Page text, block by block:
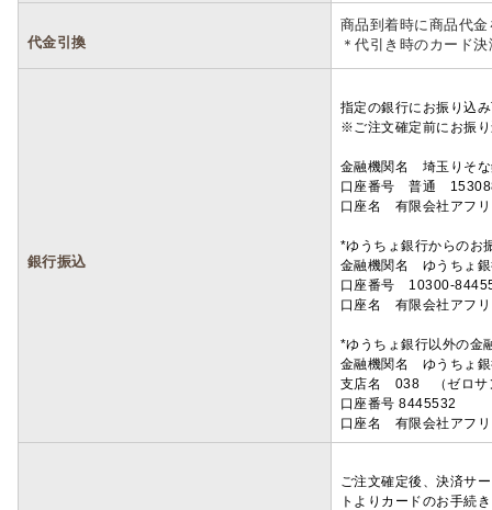
代金引換
商品到着時に商品代
＊代引き時のカード
銀行振込
指定の銀行にお振り込
※ご注文確定前にお振
金融機関名 埼玉りそ
口座番号 普通
口座名 有限会社アフ
*ゆうちょ銀行からのお
金融機関名 ゆうちょ
口座番号 10300-
口座名 有限会社アフ
*ゆうちょ銀行以外の金
金融機関名 ゆうちょ
支店名 038 （ゼロサ
口座番号 8445532
口座名 有限会社アフ
ご注文確定後、決済サ
トよりカードのお手続